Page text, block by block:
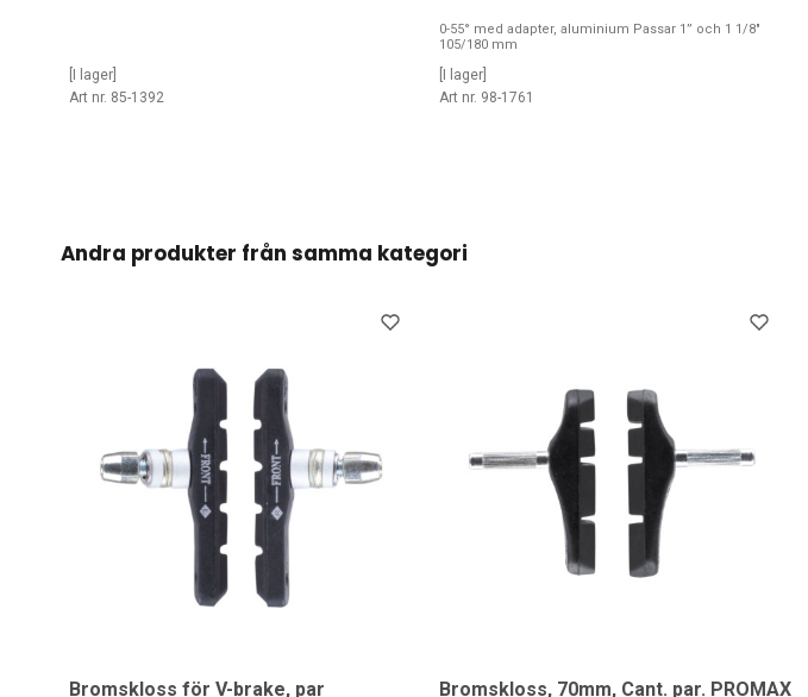
[I lager]
Art nr. 85-1392
0-55° med adapter, aluminium Passar 1” och 1 1/8"
105/180 mm
[I lager]
Art nr. 98-1761
Andra produkter från samma kategori
Bromskloss för V-brake, par Bromskloss, 70mm, Cant. par. PROMAX